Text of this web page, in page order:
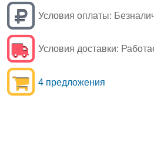
Условия оплаты:
Условия доставки:
4 предложения